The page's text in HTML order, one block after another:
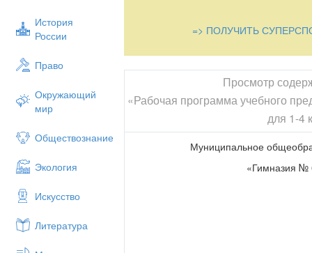
История
России
Право
Окружающий
мир
Обществознание
Экология
Искусство
Литература
=> ПОЛУЧИТЬ
Просмотр
«Рабочая программа учебного
для 1-4
Муниципальное
«Гимназия №